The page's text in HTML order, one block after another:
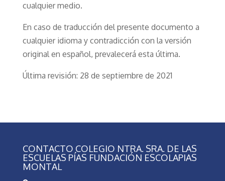
cualquier medio.
En caso de traducción del presente documento a
cualquier idioma y contradicción con la versión
original en español, prevalecerá esta última.
Última revisión: 28 de septiembre de 2021
CONTACTO COLEGIO NTRA. SRA. DE LAS
ESCUELAS PÍAS FUNDACIÓN ESCOLAPIAS
MONTAL